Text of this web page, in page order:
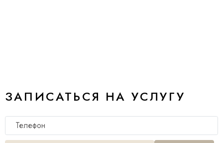
ЗАПИСАТЬСЯ НА УСЛУГУ
Телефон